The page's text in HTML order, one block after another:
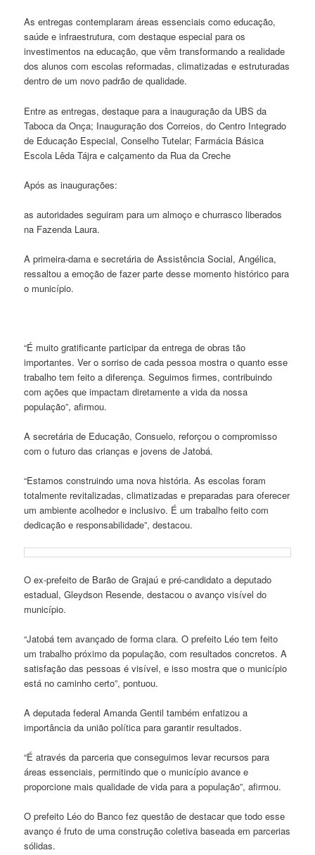
As entregas contemplaram áreas essenciais como educação,
saúde e infraestrutura, com destaque especial para os
investimentos na educação, que vêm transformando a realidade
dos alunos com escolas reformadas, climatizadas e estruturadas
dentro de um novo padrão de qualidade.
Entre as entregas, destaque para a inauguração da UBS da
Taboca da Onça; Inauguração dos Correios, do Centro Integrado
de Educação Especial, Conselho Tutelar; Farmácia Básica
Escola Lêda Tájra e calçamento da Rua da Creche
Após as inaugurações:
as autoridades seguiram para um almoço e churrasco liberados
na Fazenda Laura.
A primeira-dama e secretária de Assistência Social, Angélica,
ressaltou a emoção de fazer parte desse momento histórico para
o município.
“É muito gratificante participar da entrega de obras tão
importantes. Ver o sorriso de cada pessoa mostra o quanto esse
trabalho tem feito a diferença. Seguimos firmes, contribuindo
com ações que impactam diretamente a vida da nossa
população”, afirmou.
A secretária de Educação, Consuelo, reforçou o compromisso
com o futuro das crianças e jovens de Jatobá.
“Estamos construindo uma nova história. As escolas foram
totalmente revitalizadas, climatizadas e preparadas para oferecer
um ambiente acolhedor e inclusivo. É um trabalho feito com
dedicação e responsabilidade”, destacou.
O ex-prefeito de Barão de Grajaú e pré-candidato a deputado
estadual, Gleydson Resende, destacou o avanço visível do
município.
“Jatobá tem avançado de forma clara. O prefeito Léo tem feito
um trabalho próximo da população, com resultados concretos. A
satisfação das pessoas é visível, e isso mostra que o município
está no caminho certo”, pontuou.
A deputada federal Amanda Gentil também enfatizou a
importância da união política para garantir resultados.
“É através da parceria que conseguimos levar recursos para
áreas essenciais, permitindo que o município avance e
proporcione mais qualidade de vida para a população”, afirmou.
O prefeito Léo do Banco fez questão de destacar que todo esse
avanço é fruto de uma construção coletiva baseada em parcerias
sólidas.